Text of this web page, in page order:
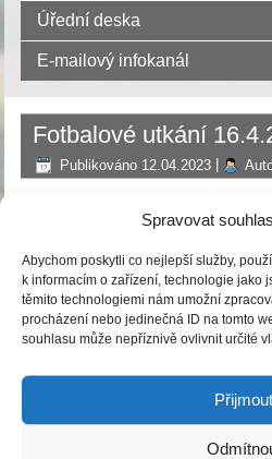
Spravovat
Abychom poskytli co nejlepší služby,
k informacím o zařízení, technologie jako
těmito technologiemi nám umožní
procházení nebo jedinečná ID na tomto
souhlasu může nepříznivě ovlivnit určité
Přijmout
Úřední deska
E-mailový infokanál
Fotbalové utkání
Publikováno 12.04.2023
okresní soutěže 3. třídy ve
se utká místní Sportovní klub SK
Doubravy. Utkání začíná v 16.30
povzbudit naše fotbalisty !